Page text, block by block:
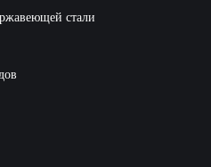
стали